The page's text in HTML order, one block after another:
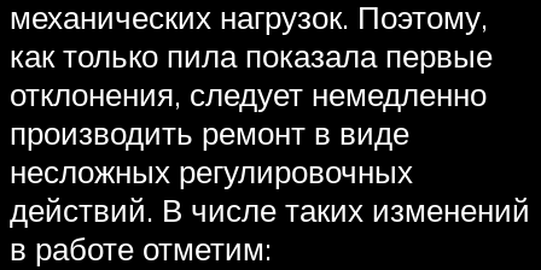
механических нагрузок. Поэтому,
как только пила показала первые
отклонения, следует немедленно
производить ремонт в виде
несложных регулировочных
действий. В числе таких изменений
в работе отметим: